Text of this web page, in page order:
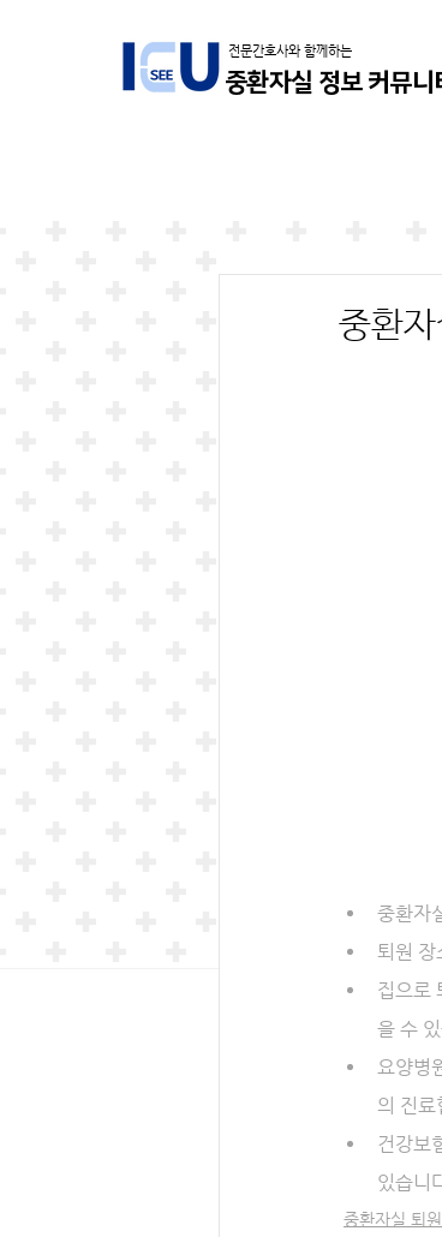
전문간호사와 함께하는
중환자실 정보 커뮤니
중환
중환자
퇴원 장
집으로
을 수
요양병
의 진료
건강보
있습니
중환자실 퇴